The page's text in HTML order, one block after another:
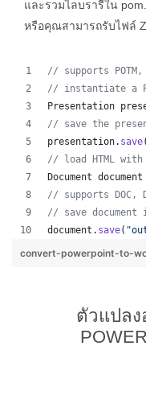
และรวมไลบรารีใน
หรือคุณสามารถรับไฟล์
// supports POTM,
// instantiate a
Presentation
// save the
presentation. save(
// load HTML with
Document document
// supports DOC,
// save document
document . save(
convert-powerpoint-to-
ตัวแปล